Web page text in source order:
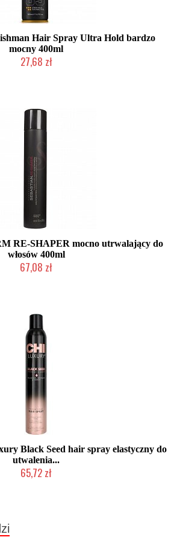
Hair Spray Ultra Hold bardzo
mocny 400ml
27,68 zł
RE-SHAPER mocno utrwalający do
włosów 400ml
67,08 zł
Black Seed hair spray elastyczny do
utwalenia...
65,72 zł